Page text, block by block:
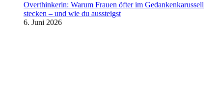
Overthinkerin: Warum Frauen öfter im Gedankenkarussell
stecken – und wie du aussteigst
6. Juni 2026